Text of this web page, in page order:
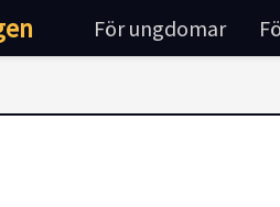
För ungdomar